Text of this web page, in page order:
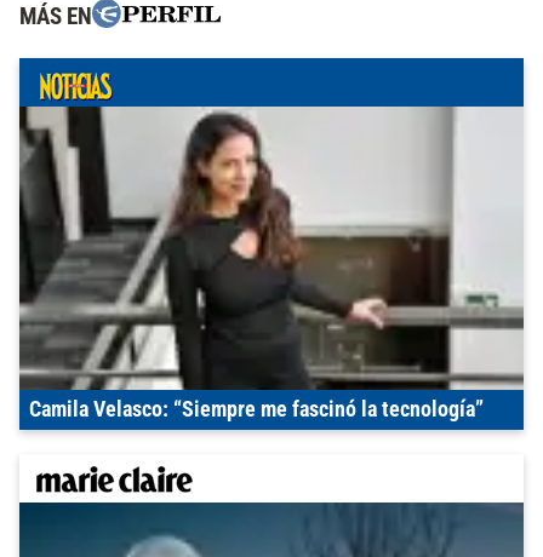
MÁS EN
Camila Velasco: “Siempre me fascinó la tecnología”